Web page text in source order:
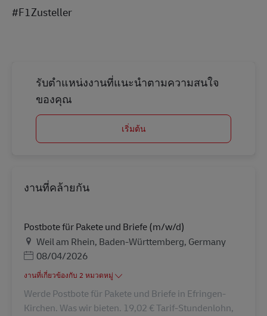
#F1Zusteller
รับตำแหน่งงานที่แนะนำตามความสนใจ
ของคุณ
เริ่มต้น
งานที่คล้ายกัน
Postbote für Pakete und Briefe (m/w/d)
สถานที่
Weil am Rhein, Baden-Württemberg, Germany
Posted Date
08/04/2026
งานที่เกี่ยวข้องกับ 2 หมวดหมู่
Werde Postbote für Pakete und Briefe in Efringen-
Kirchen. Was wir bieten. 19,02 € Tarif-Stundenlohn,